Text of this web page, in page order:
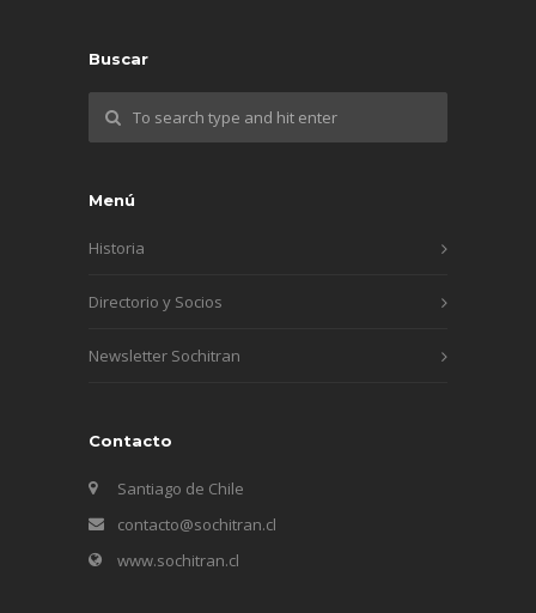
Buscar
Menú
Historia
Directorio y Socios
Newsletter Sochitran
Contacto
Santiago de Chile
contacto@sochitran.cl
www.sochitran.cl